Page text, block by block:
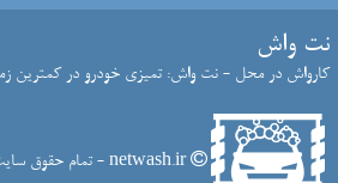
نت واش
کارواش در محل - نت واش: تمیزی خودرو در کمترین
netwash.ir - تمام حقوق سایت نت واش محفوظ است